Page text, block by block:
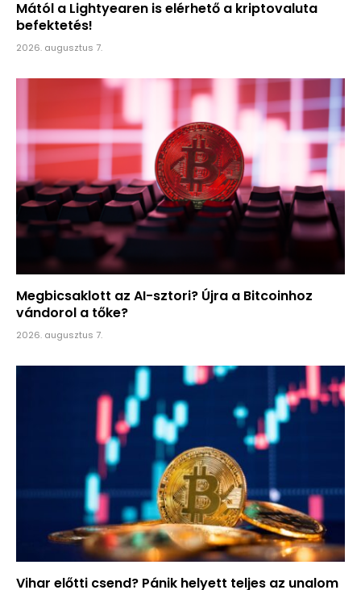
Mától a Lightyearen is elérhető a kriptovaluta
befektetés!
2026. augusztus 7.
Megbicsaklott az AI-sztori? Újra a Bitcoinhoz
vándorol a tőke?
2026. augusztus 7.
Vihar előtti csend? Pánik helyett teljes az unalom